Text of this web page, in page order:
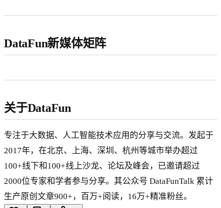
DataFun新媒体矩阵
关于DataFun
专注于大数据、人工智能技术应用的分享与交流。发起于
2017年，在北京、上海、深圳、杭州等城市举办超过
100+线下和100+线上沙龙、论坛及峰会，已邀请超过
2000位专家和学者参与分享。其公众号 DataFunTalk 累计
生产原创文章900+，百万+阅读，16万+精准粉丝。